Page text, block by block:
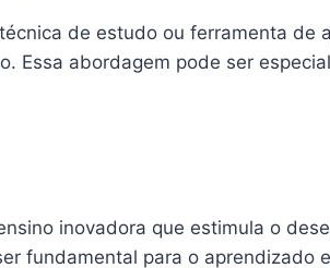
de estudo ou ferramenta de
Essa abordagem pode ser
inovadora que estimula o
fundamental para o aprendizado